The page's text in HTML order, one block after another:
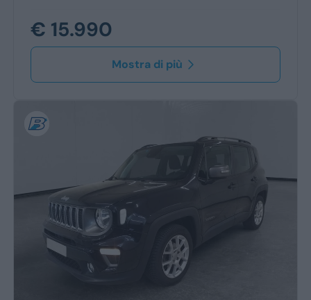
€ 15.990
Mostra di più